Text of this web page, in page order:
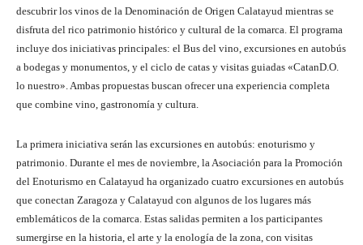
descubrir los vinos de la Denominación de Origen Calatayud mientras se
disfruta del rico patrimonio histórico y cultural de la comarca. El programa
incluye dos iniciativas principales: el Bus del vino, excursiones en autobús
a bodegas y monumentos, y el ciclo de catas y visitas guiadas «CatanD.O.
lo nuestro». Ambas propuestas buscan ofrecer una experiencia completa
que combine vino, gastronomía y cultura.
La primera iniciativa serán las excursiones en autobús: enoturismo y
patrimonio. Durante el mes de noviembre, la Asociación para la Promoción
del Enoturismo en Calatayud ha organizado cuatro excursiones en autobús
que conectan Zaragoza y Calatayud con algunos de los lugares más
emblemáticos de la comarca. Estas salidas permiten a los participantes
sumergirse en la historia, el arte y la enología de la zona, con visitas